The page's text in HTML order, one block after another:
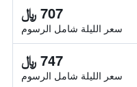
707 ﷼
سعر الليلة شامل الرسوم
747 ﷼
سعر الليلة شامل الرسوم